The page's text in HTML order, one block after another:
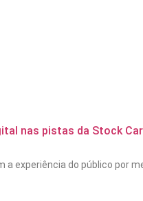
nas pistas da Stock
experiência do público por